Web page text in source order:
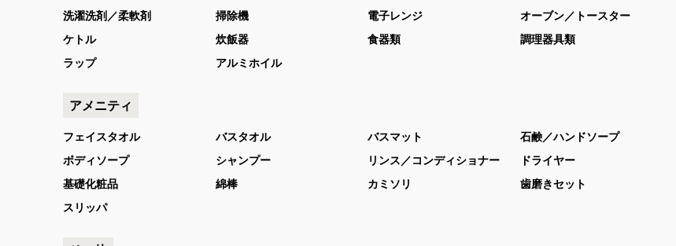
洗濯洗剤／柔軟剤
掃除機 電子レンジ
オーブン／トースター
ケトル
炊飯器 食器類
調理器具類
ラップ
アルミホイル
アメニティ
フェイスタオル バスタオル バスマット
石鹸／ハンドソープ
ボディソープ
シャンプー リンス／コンディショナー
ドライヤー
基礎化粧品
綿棒 カミソリ
歯磨きセット
スリッパ